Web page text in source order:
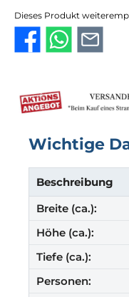
Dieses Produkt
Wichtige
Beschreibung
Breite (ca.):
Höhe (ca.):
Tiefe (ca.):
Personen: